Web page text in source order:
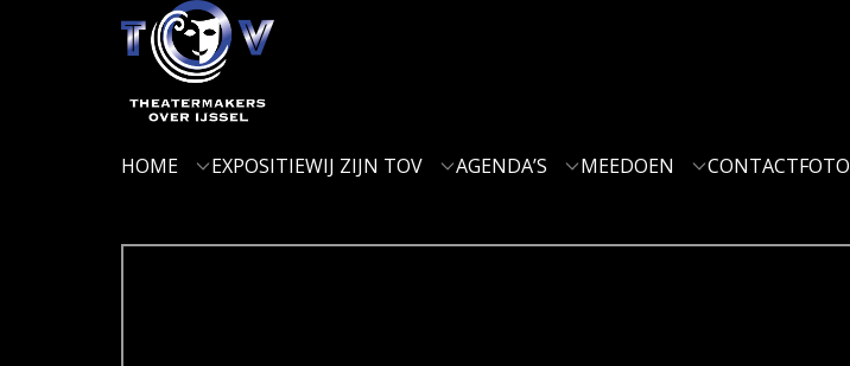
HOME EXPOSITIEWIJ ZIJN TOV AGENDA’S MEEDOEN CONTACTFOTO